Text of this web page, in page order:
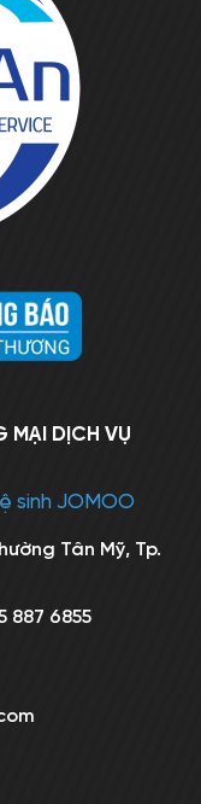
MẠI DỊCH VỤ
sinh JOMOO
Tân Mỹ, Tp.
887 6855